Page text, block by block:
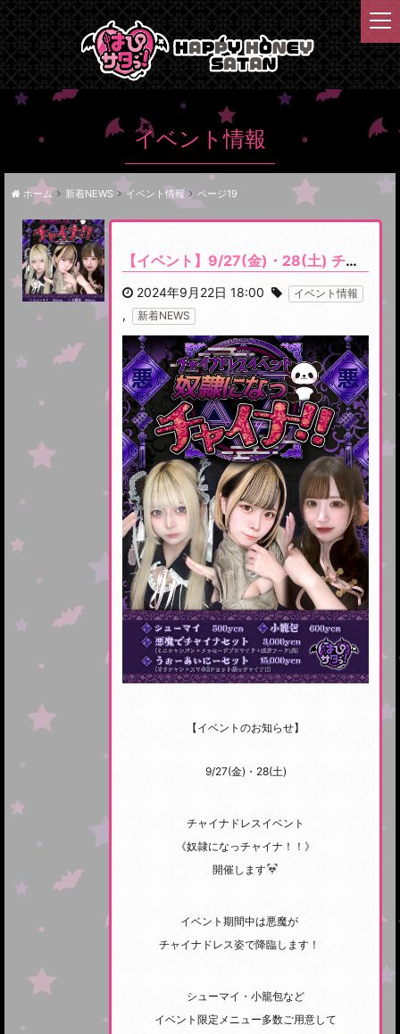
イベント情報
ホーム 新着NEWS イベント情報 ページ19
【イベント】9/27(金)・28(土) チャイナドレスイベント『奴隷になっチャイナ！！』開催します
2024年9月22日 18:00 イベント情報
, 新着NEWS
【イベントのお知らせ】
9/27(金)・28(土)
チャイナドレスイベント
《奴隷になっチャイナ！！》
開催します
イベント期間中は悪魔が
チャイナドレス姿で降臨します！
シューマイ・小籠包など
イベント限定メニュー多数ご用意して
t
o
e
n
v
a
n